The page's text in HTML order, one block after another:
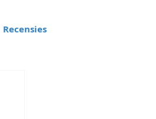
Recensies